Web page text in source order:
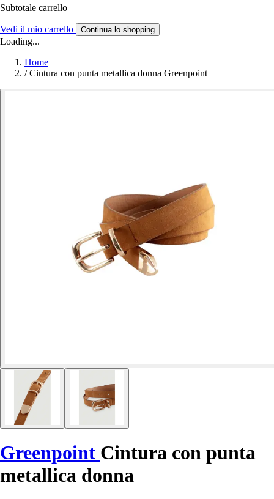
Subtotale carrello
Vedi il mio carrello Continua lo shopping
Loading...
Home
/ Cintura con punta metallica donna Greenpoint
Greenpoint Cintura con punta
metallica donna